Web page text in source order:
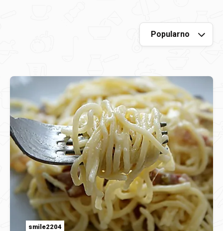
smile2204